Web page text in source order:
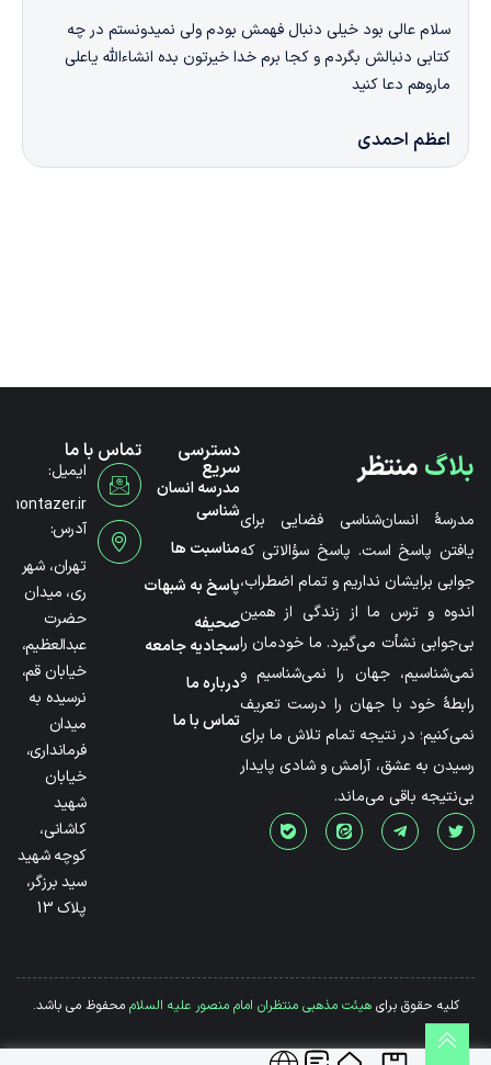
بود خیلی دنبال فهمش بودم ولی نمیدونستم در چه
بگردم و کجا برم خدا خیرتون بده انشاءالله یاعلی
نوع نگرش ما
انتخاب های
بلاگمنتظر
مدرسۀ انسان‌شناسی فضایی برای
یافتن پاسخ است. پاسخ سؤالاتی که
جوابی برایشان نداریم و تمام اضطراب،
اندوه و ترس ما از زندگی از همین
بی‌جوابی نشأت می‌گیرد. ما خودمان را
نمی‌شناسیم، جهان را نمی‌شناسیم و
رابطۀ خود با جهان را درست تعریف
نمی‌کنیم؛ در نتیجه تمام تلاش ما برای
رسیدن به عشق، آرامش و شادی پایدار
بی‌نتیجه باقی می‌ماند.
دسترسی
سریع
مدرسه انسان
شناسی
مناسبت ها
پاسخ به شبهات
صحیفه
سجادیه جامعه
درباره ما
تماس با ما
تماس با ما
ایمیل:
آدرس:
تهران، شهر
ری، میدان
حضرت
عبدالعظیم،
خیابان قم،
نرسیده به
میدان
فرمانداری،
خیابان
شهید
کاشانی،
کوچه شهید
سید برزگر،
پلاک 13
کلیه حقوق برایهیئت مذهبی منتظران امام منصور علیه السلاممحفوظ می باشد.